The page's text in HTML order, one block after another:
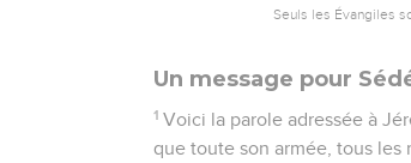
Seuls les Évangiles
Un message pour
1 Voici la parole adressée à
que toute son armée, tous les